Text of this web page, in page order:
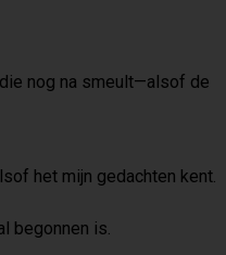
nog na smeult—alsof de
het mijn gedachten kent.
begonnen is.